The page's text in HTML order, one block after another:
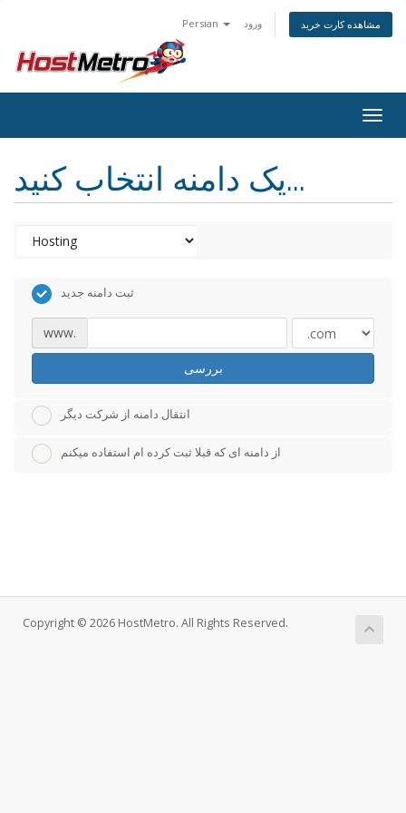
Persian ورود مشاهده کارت خرید
یک دامنه انتخاب کنید...
ثبت دامنه جدید
www.
بررسی
انتقال دامنه از شرکت دیگر
از دامنه ای که قبلا ثبت کرده ام استفاده میکنم
Copyright © 2026 HostMetro. All Rights Reserved.